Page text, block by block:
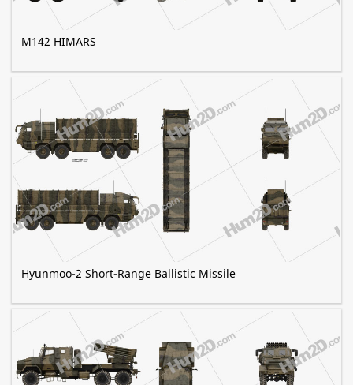
M142 HIMARS
Hyunmoo-2 Short-Range Ballistic Missile